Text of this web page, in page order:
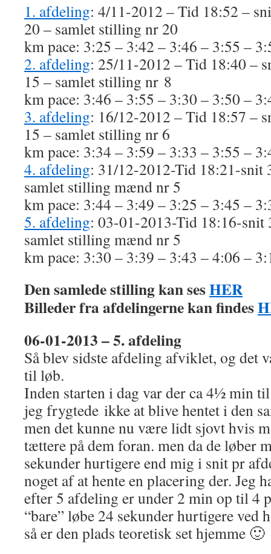
1. afdeling: 4/11-2012 – Tid 18:52 –
20 – samlet stilling nr 20
km pace: 3:25 – 3:42 – 3:46 – 3:55 –
2. afdeling: 25/11-2012 – Tid 18:40 –
15 – samlet stilling nr 8
km pace: 3:46 – 3:55 – 3:30 – 3:50 –
3. afdeling: 16/12-2012 – Tid 18:57 –
15 – samlet stilling nr 6
km pace: 3:34 – 3:59 – 3:33 – 3:55 –
4. afdeling: 31/12-2012-Tid 18:21-snit
samlet stilling mænd nr 5
km pace: 3:44 – 3:49 – 3:25 – 3:45 –
5. afdeling: 03-01-2013-Tid 18:16-
samlet stilling mænd nr 5
km pace: 3:30 – 3:39 – 3:43 – 4:06 –
Den samlede stilling kan sesHER
Billeder fra afdelingerne kan findes
06-01-2013 – 5. afdeling
Så blev sidste afdeling afviklet, og det
til løb.
Inden starten i dag var der ca 4½ min
jeg frygtede ikke at blive hentet i den
men det kunne nu være lidt sjovt hvis
tættere på dem foran. men da de løber
sekunder hurtigere end mig i snit pr
noget af at hente en placering der. Jeg
efter 5 afdeling er under 2 min op til 4
“bare” løbe 24 sekunder hurtigere ved
så er den plads teoretisk set hjemme 🙂